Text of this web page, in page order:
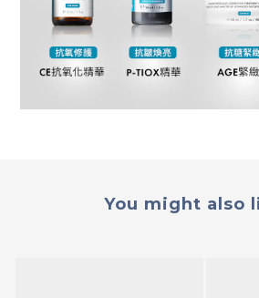
You might also